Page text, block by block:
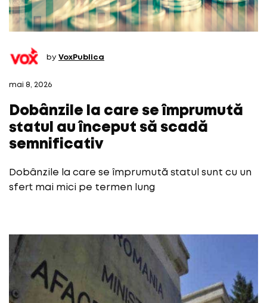
by VoxPublica
mai 8, 2026
Dobânzile la care se împrumută
statul au început să scadă
semnificativ
Dobânzile la care se împrumută statul sunt cu un
sfert mai mici pe termen lung